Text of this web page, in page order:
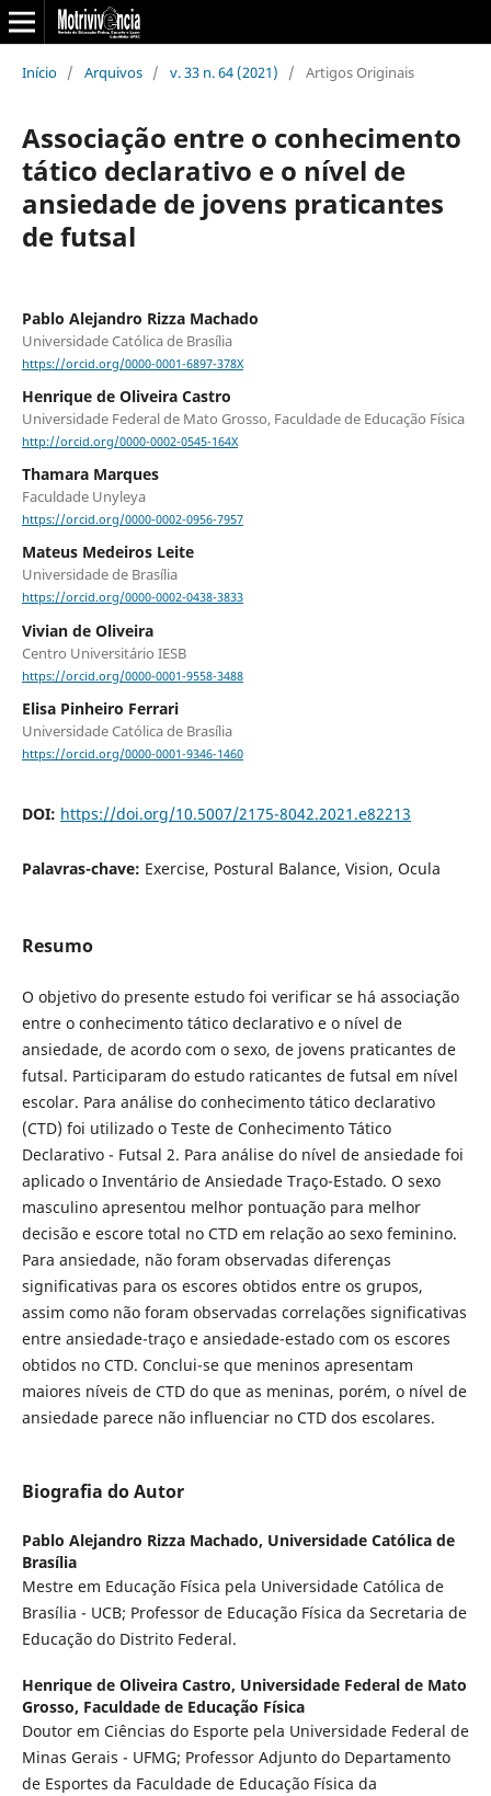
Início / Arquivos / v. 33 n. 64 (2021) / Artigos Originais
Associação entre o conhecimento
tático declarativo e o nível de
ansiedade de jovens praticantes
de futsal
Pablo Alejandro Rizza Machado
Universidade Católica de Brasília
https://orcid.org/0000-0001-6897-378X
Henrique de Oliveira Castro
Universidade Federal de Mato Grosso, Faculdade de Educação Física
http://orcid.org/0000-0002-0545-164X
Thamara Marques
Faculdade Unyleya
https://orcid.org/0000-0002-0956-7957
Mateus Medeiros Leite
Universidade de Brasília
https://orcid.org/0000-0002-0438-3833
Vivian de Oliveira
Centro Universitário IESB
https://orcid.org/0000-0001-9558-3488
Elisa Pinheiro Ferrari
Universidade Católica de Brasília
https://orcid.org/0000-0001-9346-1460
DOI: https://doi.org/10.5007/2175-8042.2021.e82213
Palavras-chave: Exercise, Postural Balance, Vision, Ocula
Resumo
O objetivo do presente estudo foi verificar se há associação
entre o conhecimento tático declarativo e o nível de
ansiedade, de acordo com o sexo, de jovens praticantes de
futsal. Participaram do estudo raticantes de futsal em nível
escolar. Para análise do conhecimento tático declarativo
(CTD) foi utilizado o Teste de Conhecimento Tático
Declarativo - Futsal 2. Para análise do nível de ansiedade foi
aplicado o Inventário de Ansiedade Traço-Estado. O sexo
masculino apresentou melhor pontuação para melhor
decisão e escore total no CTD em relação ao sexo feminino.
Para ansiedade, não foram observadas diferenças
significativas para os escores obtidos entre os grupos,
assim como não foram observadas correlações significativas
entre ansiedade-traço e ansiedade-estado com os escores
obtidos no CTD. Conclui-se que meninos apresentam
maiores níveis de CTD do que as meninas, porém, o nível de
ansiedade parece não influenciar no CTD dos escolares.
Biografia do Autor
Pablo Alejandro Rizza Machado, Universidade Católica de
Brasília
Mestre em Educação Física pela Universidade Católica de
Brasília - UCB; Professor de Educação Física da Secretaria de
Educação do Distrito Federal.
Henrique de Oliveira Castro, Universidade Federal de Mato
Grosso, Faculdade de Educação Física
Doutor em Ciências do Esporte pela Universidade Federal de
Minas Gerais - UFMG; Professor Adjunto do Departamento
de Esportes da Faculdade de Educação Física da